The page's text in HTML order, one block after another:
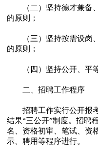
（二）坚持德才兼备、
的原则；
（三）坚持按需设岗、
的原则；
（四）坚持公开、平等
二、招聘工作程序
招聘工作实行公开报考
结果“三公开”制度。招聘
名、资格初审、笔试、资
示、聘用等程序进行。